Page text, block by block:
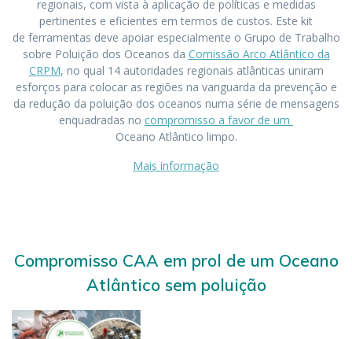
regionais, com vista à aplicação de políticas e medidas
pertinentes e eficientes em termos de custos. Este kit
de ferramentas deve apoiar especialmente o Grupo de Trabalho
sobre Poluição dos Oceanos da Comissão Arco Atlântico da
CRPM, no qual 14 autoridades regionais atlânticas uniram
esforços para colocar as regiões na vanguarda da prevenção e
da redução da poluição dos oceanos numa série de mensagens
enquadradas no compromisso a favor de um
Oceano Atlântico limpo.
Mais informação
Compromisso CAA em prol de um Oceano
Atlântico sem poluição